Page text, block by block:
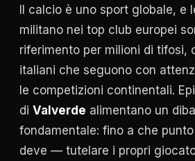
Il calcio è uno sport globale, e
militano nei top club europei
riferimento per milioni di tifosi,
italiani che seguono con
le competizioni continentali.
di Valverde alimentano un
fondamentale: fino a che
deve — tutelare i propri